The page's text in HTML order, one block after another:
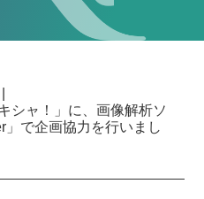
シャ！」に、画像解析ソ
で企画協力を行いまし